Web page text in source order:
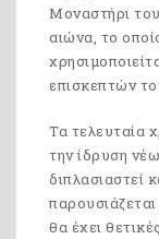
Μοναστήρι
αιώνα, το
επισκεπτών
Τα τελευταία
την ίδρυση
διπλασιαστεί
θα έχει